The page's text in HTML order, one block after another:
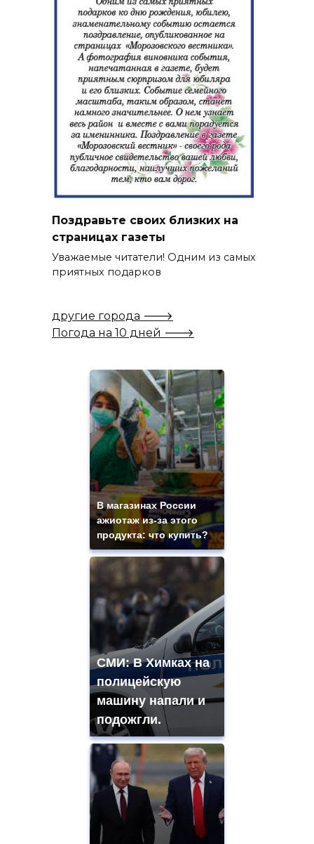
Поздравьте своих близких на
страницах газеты
Уважаемые читатели! Одним из самых
приятных подарков
другие города 🡒
Погода на 10 дней 🡒
В магазинах России
ажиотаж из-за этого
продукта: что купить?
СМИ: В Химках на
полицейскую
машину напали и
подожгли.